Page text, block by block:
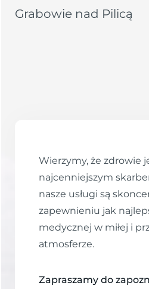
Grabowie nad Pilicą
Wierzymy, że zdrowie
najcenniejszym
nasze usługi są
zapewnieniu jak
medycznej w miłej i
atmosferze.
Zapraszamy do